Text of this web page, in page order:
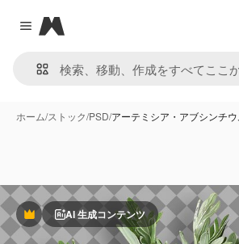
Close menu
Magnific
ホーム/ストック/PSD/アーテミシア・アブシンチ
PremiumAI 生成コンテンツ